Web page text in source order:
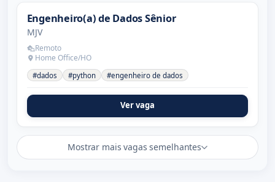
Engenheiro(a) de Dados Sênior
MJV
Remoto
Home Office/HO
#dados #python #engenheiro de dados
Ver vaga
Mostrar mais vagas semelhantes